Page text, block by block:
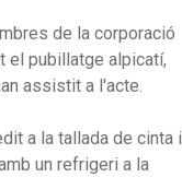
de la corporació
el pubillatge alpicatí,
assistit a l'acte.
a la tallada de cinta i
un refrigeri a la